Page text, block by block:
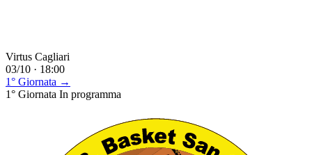
Virtus Cagliari
03/10 · 18:00
1° Giornata →
1° Giornata In programma